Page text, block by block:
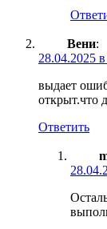
Вени:
28.04.2025
выдает
открыт.что
Ответить